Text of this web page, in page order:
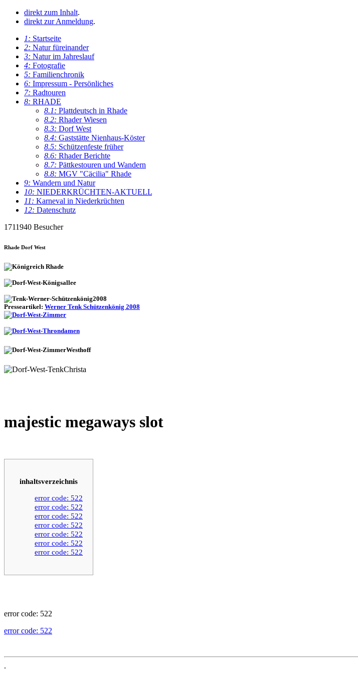
direkt zum Inhalt.
direkt zur Anmeldung.
1: Startseite
2: Natur füreinander
3: Natur im Jahreslauf
4: Fotografie
5: Familienchronik
6: Impressum - Persönliches
7: Radtouren
8: RHADE
8.1: Plattdeutsch in Rhade
8.2: Rhader Wiesen
8.3: Dorf West
8.4: Gaststätte Nienhaus-Köster
8.5: Schützenfeste früher
8.6: Rhader Berichte
8.7: Pättkestouren und Wandern
8.8: MGV "Cäcilia" Rhade
9: Wandern und Natur
10: NIEDERKRÜCHTEN-AKTUELL
11: Karneval in Niederkrüchten
12: Datenschutz
1711940 Besucher
Rhade Dorf West
Presseartikel: Werner Tenk Schützenkönig 2008
majestic megaways slot
inhaltsverzeichnis
error code: 522
error code: 522
error code: 522
error code: 522
error code: 522
error code: 522
error code: 522
error code: 522
error code: 522
.